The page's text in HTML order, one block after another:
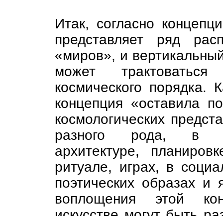
Итак, согласно
представляет ряд
«миров», и
может
космического порядка.
концепция «оставила
космологических
разного рода, в
архитектуре,
ритуале, играх, в
поэтических образах и
воплощения этой